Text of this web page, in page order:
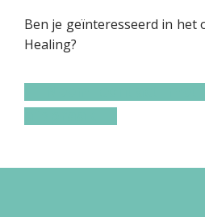
Ben je geïnteresseerd in het
Healing?
Neem contact
afspraak